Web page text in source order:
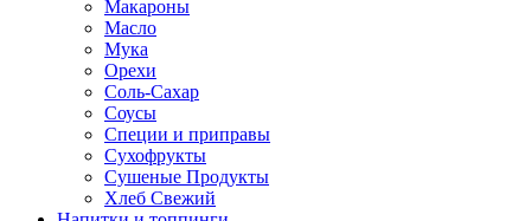
Макароны
Масло
Мука
Орехи
Соль-Сахар
Соусы
Специи и приправы
Сухофрукты
Сушеные Продукты
Хлеб Свежий